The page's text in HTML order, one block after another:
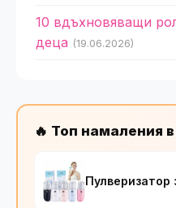
10 вдъхновяващи
деца (19.06.2026)
🔥 Топ намаления
Пулверизатор